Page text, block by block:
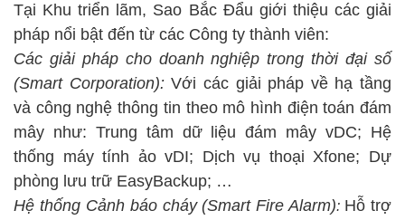
Tại Khu triển lãm, Sao Bắc Đẩu giới thiệu các giải
pháp nổi bật đến từ các Công ty thành viên:
Các giải pháp cho doanh nghiệp trong thời đại số
(Smart Corporation): Với các giải pháp về hạ tầng
và công nghệ thông tin theo mô hình điện toán đám
mây như: Trung tâm dữ liệu đám mây vDC; Hệ
thống máy tính ảo vDI; Dịch vụ thoại Xfone; Dự
phòng lưu trữ EasyBackup; …
Hệ thống Cảnh báo cháy(Smart Fire Alarm): Hỗ trợ